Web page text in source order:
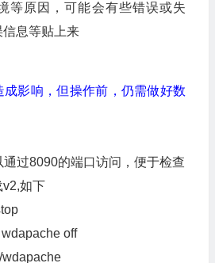
等原因，可能会有些错误或失
息等贴上来
成影响，但操作前，仍需做好数
过8090的端口访问，便于检查
如下
off